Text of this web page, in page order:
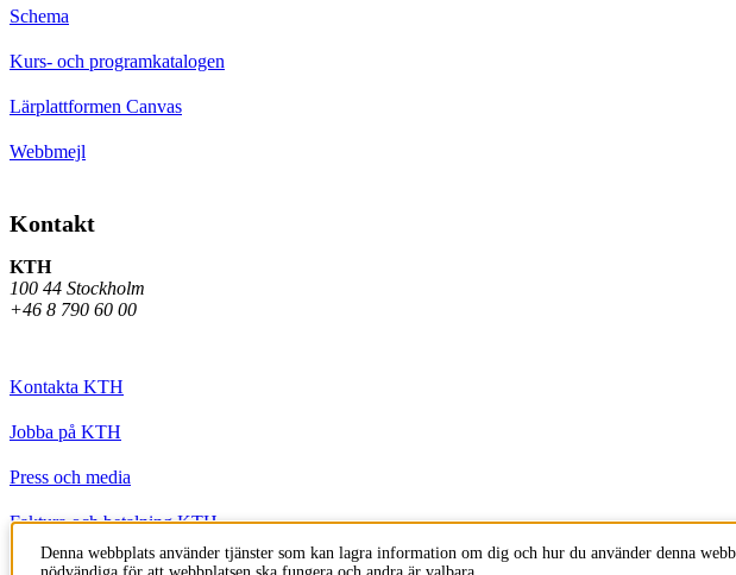
Schema
Kurs- och programkatalogen
Lärplattformen Canvas
Webbmejl
Kontakt
KTH
100 44 Stockholm
+46 8 790 60 00
Kontakta KTH
Jobba på KTH
Press och media
Faktura och betalning KTH
Om KTH:s webbplatser
Denna webbplats använder tjänster som kan lagra information om dig och hur du använder denna